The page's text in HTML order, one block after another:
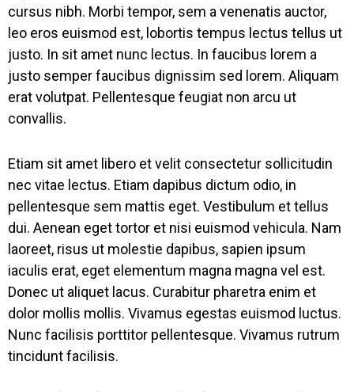
cursus nibh. Morbi tempor, sem a venenatis auctor,
leo eros euismod est, lobortis tempus lectus tellus ut
justo. In sit amet nunc lectus. In faucibus lorem a
justo semper faucibus dignissim sed lorem. Aliquam
erat volutpat. Pellentesque feugiat non arcu ut
convallis.
Etiam sit amet libero et velit consectetur sollicitudin
nec vitae lectus. Etiam dapibus dictum odio, in
pellentesque sem mattis eget. Vestibulum et tellus
dui. Aenean eget tortor et nisi euismod vehicula. Nam
laoreet, risus ut molestie dapibus, sapien ipsum
iaculis erat, eget elementum magna magna vel est.
Donec ut aliquet lacus. Curabitur pharetra enim et
dolor mollis mollis. Vivamus egestas euismod luctus.
Nunc facilisis porttitor pellentesque. Vivamus rutrum
tincidunt facilisis.